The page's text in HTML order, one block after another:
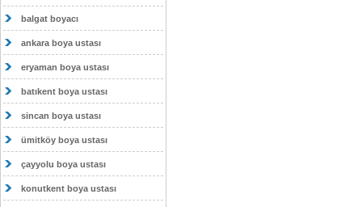
balgat boyacı
ankara boya ustası
eryaman boya ustası
batıkent boya ustası
sincan boya ustası
ümitköy boya ustası
çayyolu boya ustası
konutkent boya ustası